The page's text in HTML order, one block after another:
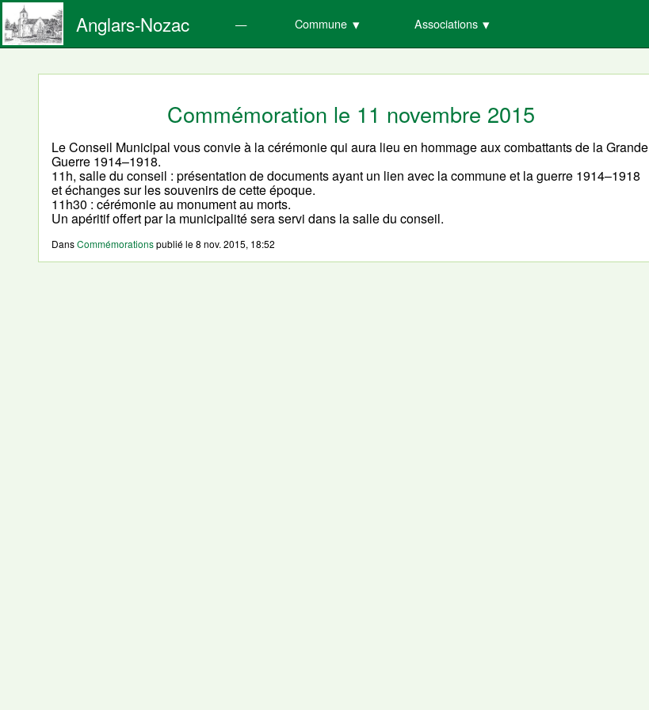
Anglars-Nozac Commune Associations
Commémoration le 11 novembre 2015
Le Conseil Municipal vous convie à la cérémonie qui aura lieu en hommage aux combattants de la Grande
Guerre 1914–1918.
11h, salle du conseil : présentation de documents ayant un lien avec la commune et la guerre 1914–1918
et échanges sur les souvenirs de cette époque.
11h30 : cérémonie au monument au morts.
Un apéritif offert par la municipalité sera servi dans la salle du conseil.
DansCommémorationspublié le8 nov. 2015, 18:52